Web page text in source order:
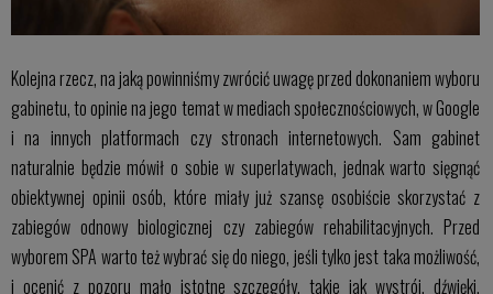
Kolejna rzecz, na jaką powinniśmy zwrócić uwagę przed dokonaniem wyboru
gabinetu, to opinie na jego temat w mediach społecznościowych, w Google
i na innych platformach czy stronach internetowych. Sam gabinet
naturalnie będzie mówił o sobie w superlatywach, jednak warto sięgnąć
obiektywnej opinii osób, które miały już szansę osobiście skorzystać z
zabiegów odnowy biologicznej czy zabiegów rehabilitacyjnych. Przed
wyborem SPA warto też wybrać się do niego, jeśli tylko jest taka możliwość,
i ocenić z pozoru mało istotne szczegóły, takie jak wystrój, dźwięki,